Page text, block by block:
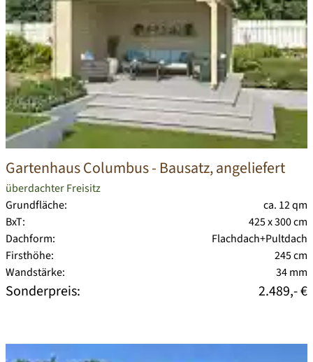
Gartenhaus Columbus- Bausatz, angeliefert
überdachter Freisitz
Grundfläche:
ca. 12 qm
BxT:
425 x 300 cm
Dachform:
Flachdach+Pultdach
Firsthöhe:
245 cm
Wandstärke:
34 mm
Sonderpreis: 2.489,- €